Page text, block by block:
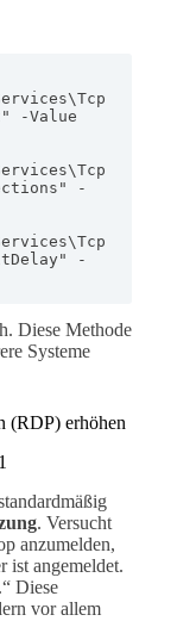
-Value
-
-
Diese Methode
Systeme
(RDP) erhöhen
. Versucht
anzumelden,
ist angemeldet.
Diese
vor allem